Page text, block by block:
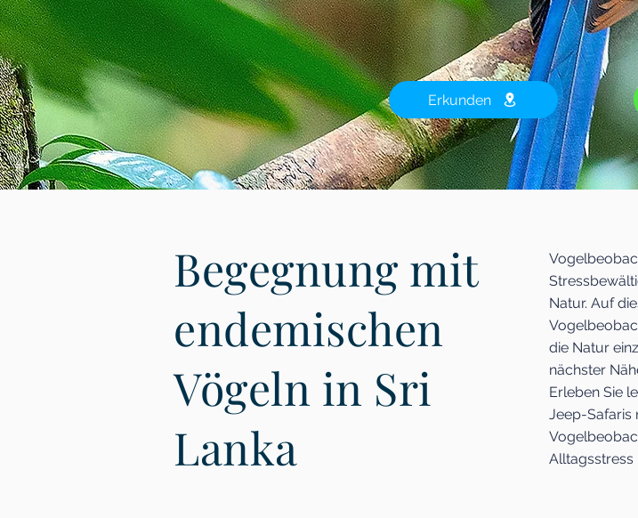
Erkunden
Begegnung mit
endemischen
Vögeln in Sri
Lanka
Natur. Auf
die Natur
nächster
Erleben Sie
Jeep-Safaris
Alltagsstress